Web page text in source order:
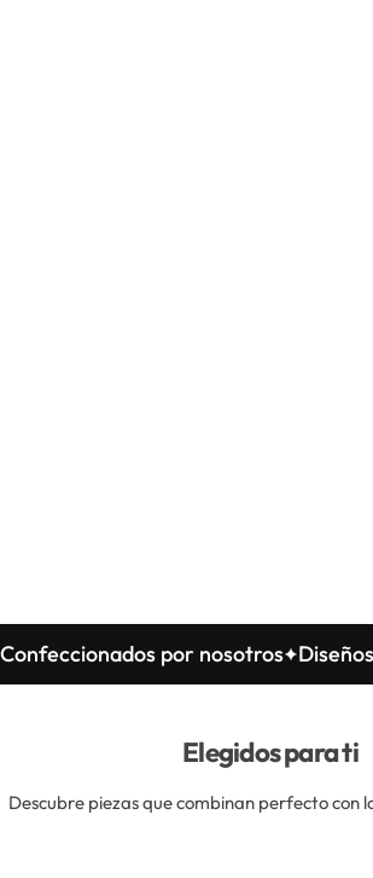
por nosotros Diseños
Elegidos para ti
Descubre piezas que combinan perfecto con